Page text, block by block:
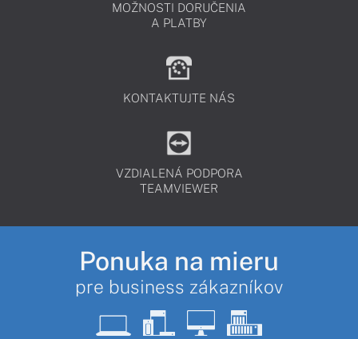
MOŽNOSTI DORUČENIA
A PLATBY
KONTAKTUJTE NÁS
VZDIALENÁ PODPORA
TEAMVIEWER
Ponuka na mieru
pre business zákazníkov